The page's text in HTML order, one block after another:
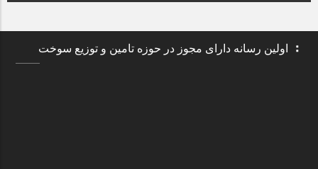
اولین رسانه دارای مجوز در حوزه تامین و توزیع سوخت